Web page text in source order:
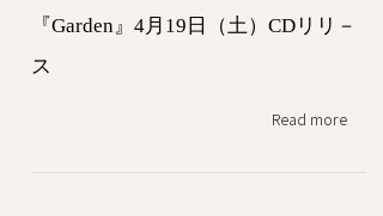
『Garden』4月19日（土）CDリリ－
ス
Read more